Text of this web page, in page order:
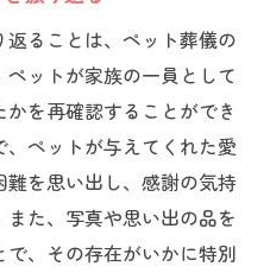
ることは、ペット葬儀の
ットが家族の一員として
を再確認することができ
ペットが与えてくれた愛
を思い出し、感謝の気持
た、写真や思い出の品を
、その存在がいかに特別